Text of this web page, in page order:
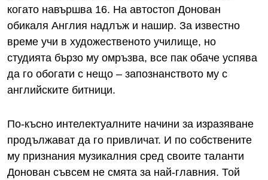
когато навършва 16. На автостоп Донован
обикаля Англия надлъж и нашир. За известно
време учи в художественото училище, но
студията бързо му омръзва, все пак обаче успява
да го обогати с нещо – запознанството му с
английските битници.
По-късно интелектуалните начини за изразяване
продължават да го привличат. И по собствените
му признания музикалния сред своите таланти
Донован съвсем не смята за най-главния. Той